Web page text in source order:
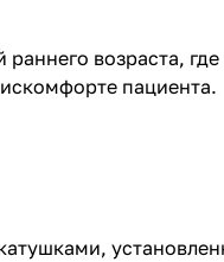
возраста, где
пациента.